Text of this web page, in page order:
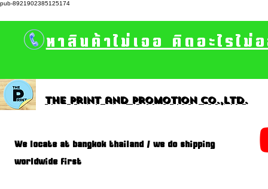
pub-8921902385125174
หาสินค้าไม่เจอ คิดอะไรไ
The print and promotion CO.,Ltd.
We locate at bangkok thailand / we do shipping
worldwide first